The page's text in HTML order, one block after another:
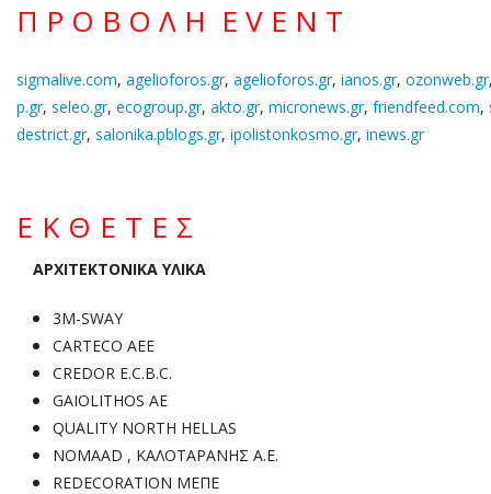
Π Ρ Ο Β Ο Λ Η E V E N T
sigmalive.com, agelioforos.gr, agelioforos.gr, ianos.gr, ozonweb.gr
p.gr, seleo.gr, ecogroup.gr, akto.gr, micronews.gr, friendfeed.com,
destrict.gr, salonika.pblogs.gr, ipolistonkosmo.gr, inews.gr
ΕΚΘΕΤΕΣ
ΑΡΧΙΤΕΚΤΟΝΙΚΑ ΥΛΙΚΑ
3Μ-SWAY
CARTECO ΑΕΕ
CREDOR E.C.B.C.
GAIOLITHOS ΑΕ
QUALITY NORTH HELLAS
NOMAAD , ΚΑΛΟΤΑΡΑΝΗΣ Α.Ε.
REDECORATION ΜΕΠΕ